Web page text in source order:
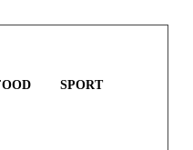
SPORT